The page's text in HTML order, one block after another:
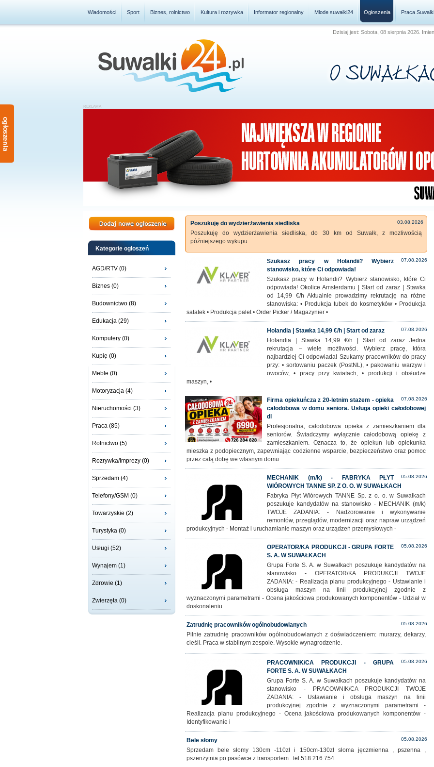
Wiadomości Sport Biznes, rolnictwo Kultura i rozrywka Informator regionalny Młode suwałki24 Ogłoszenia Praca Suwałki
Dzisiaj jest: Sobota, 08 sierpnia 2026.
Kategorie ogłoszeń
AGD/RTV (0)
Biznes (0)
Budownictwo (8)
Edukacja (29)
Komputery (0)
Kupię (0)
Meble (0)
Motoryzacja (4)
Nieruchomości (3)
Praca (85)
Rolnictwo (5)
Rozrywka/Imprezy (0)
Sprzedam (4)
Telefony/GSM (0)
Towarzyskie (2)
Turystyka (0)
Usługi (52)
Wynajem (1)
Zdrowie (1)
Zwierzęta (0)
03.08.2026
Poszukuję do wydzierżawienia siedliska
Poszukuję do wydzierżawienia siedliska, do 30 km od Suwałk, z mozliwością
późniejszego wykupu
07.08.2026
Szukasz pracy w Holandii? Wybierz
stanowisko, które Ci odpowiada!
Szukasz pracy w Holandii? Wybierz stanowisko, które Ci
odpowiada! Okolice Amsterdamu | Start od zaraz | Stawka
od 14,99 €/h Aktualnie prowadzimy rekrutację na różne
stanowiska: • Produkcja tubek do kosmetyków • Produkcja
sałatek • Produkcja palet • Order Picker / Magazynier •
07.08.2026
Holandia | Stawka 14,99 €/h | Start od zaraz
Holandia | Stawka 14,99 €/h | Start od zaraz Jedna
rekrutacja – wiele możliwości. Wybierz pracę, która
najbardziej Ci odpowiada! Szukamy pracowników do pracy
przy: • sortowaniu paczek (PostNL), • pakowaniu warzyw i
owoców, • pracy przy kwiatach, • produkcji i obsłudze
maszyn, •
07.08.2026
Firma opiekuńcza z 20-letnim stażem - opieka
całodobowa w domu seniora. Usługa opieki całodobowej
dl
Profesjonalna, całodobowa opieka z zamieszkaniem dla
seniorów. Świadczymy wyłącznie całodobową opiekę z
zamieszkaniem. Oznacza to, że opiekun lub opiekunka
mieszka z podopiecznym, zapewniając codzienne wsparcie, bezpieczeństwo oraz pomoc
przez całą dobę we własnym domu
05.08.2026
MECHANIK (m/k) - FABRYKA PŁYT
WIÓROWYCH TANNE SP. Z O. O. W SUWAŁKACH
Fabryka Płyt Wiórowych TANNE Sp. z o. o. w Suwałkach
poszukuje kandydatów na stanowisko - MECHANIK (m/k)
TWOJE ZADANIA: - Nadzorowanie i wykonywanie
remontów, przeglądów, modernizacji oraz napraw urządzeń
produkcyjnych - Montaż i uruchamianie maszyn oraz urządzeń przemysłowych -
05.08.2026
OPERATOR/KA PRODUKCJI - GRUPA FORTE
S. A. W SUWAŁKACH
Grupa Forte S. A. w Suwałkach poszukuje kandydatów na
stanowisko - OPERATOR/KA PRODUKCJI TWOJE
ZADANIA: - Realizacja planu produkcyjnego - Ustawianie i
obsługa maszyn na linii produkcyjnej zgodnie z
wyznaczonymi parametrami - Ocena jakościowa produkowanych komponentów - Udział w
doskonaleniu
05.08.2026
Zatrudnię pracowników ogólnobudowlanych
Pilnie zatrudnię pracowników ogólnobudowlanych z doświadczeniem: murarzy, dekarzy,
cieśli. Praca w stabilnym zespole. Wysokie wynagrodzenie.
05.08.2026
PRACOWNIK/CA PRODUKCJI - GRUPA
FORTE S. A. W SUWAŁKACH
Grupa Forte S. A. w Suwałkach poszukuje kandydatów na
stanowisko - PRACOWNIK/CA PRODUKCJI TWOJE
ZADANIA: - Ustawianie i obsługa maszyn na linii
produkcyjnej zgodnie z wyznaczonymi parametrami -
Realizacja planu produkcyjnego - Ocena jakościowa produkowanych komponentów -
Identyfikowanie i
05.08.2026
Bele słomy
Sprzedam bele słomy 130cm -110zł i 150cm-130zł słoma jęczmienna , pszenna ,
pszenżytnia po pasówce z transportem . tel.518 216 754